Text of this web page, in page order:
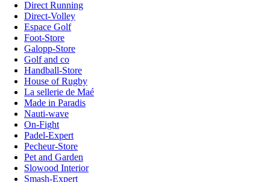
Direct Running
Direct-Volley
Espace Golf
Foot-Store
Galopp-Store
Golf and co
Handball-Store
House of Rugby
La sellerie de Maé
Made in Paradis
Nauti-wave
On-Fight
Padel-Expert
Pecheur-Store
Pet and Garden
Slowood Interior
Smash-Expert